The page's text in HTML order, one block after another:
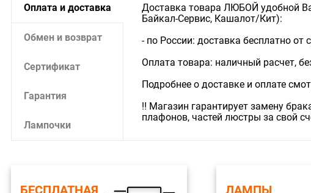
Оплата и доставка
Обмен и возврат
Сертификат
Гарантия
Лампочки
Доставка товара ЛЮБОЙ удобной
Байкал-Сервис, Кашалот/Кит):
- по России: доставка бесплатно от
Оплата товара: наличный расчет,
Подробнее о доставке и оплате
‼️ Магазин гарантирует замену
плафонов, частей люстры за свой
БЕСПЛАТНАЯ
ЛАМПЫ